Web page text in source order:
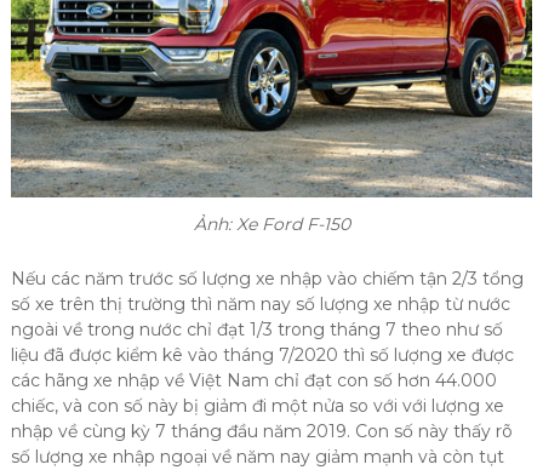
Ảnh: Xe Ford F-150
Nếu các năm trước số lượng xe nhập vào chiếm tận 2/3 tổng
số xe trên thị trường thì năm nay số lượng xe nhập từ nước
ngoài về trong nước chỉ đạt 1/3 trong tháng 7 theo như số
liệu đã được kiểm kê vào tháng 7/2020 thì số lượng xe được
các hãng xe nhập về Việt Nam chỉ đạt con số hơn 44.000
chiếc, và con số này bị giảm đi một nửa so với với lượng xe
nhập về cùng kỳ 7 tháng đầu năm 2019. Con số này thấy rõ
số lượng xe nhập ngoại về năm nay giảm mạnh và còn tụt